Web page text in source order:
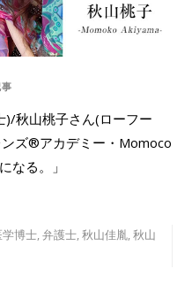
)/秋山桃子さん(ローフー
ズ®︎アカデミー・Momoco
なる。」
学博士,弁護士,秋山佳胤,秋山